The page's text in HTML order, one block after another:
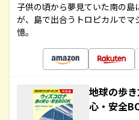
子供の頃から夢見ていた南の
が、島で出合うトロピカルで
憶。
地球の歩
心・安全